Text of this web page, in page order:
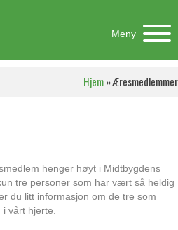
Meny
Hjem»Æresmedlemmer
henger høyt i Midtbygdens
tre personer som har vært så heldig
du litt informasjon om de tre som
vårt hjerte.